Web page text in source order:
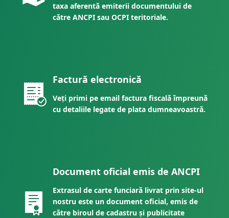
taxa aferentă emiterii documentului de
către ANCPI sau OCPI teritoriale.
Factură electronică
Veți primi pe email factura fiscală împreună
cu detaliile legate de plata dumneavoastră.
Document oficial emis de ANCPI
Extrasul de carte funciară livrat prin site-ul
nostru este un document oficial, emis de
către biroul de cadastru și publicitate